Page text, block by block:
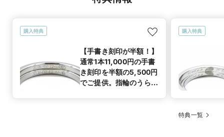
購入特典
【手書き刻印が半額！】
通常1本11,000円の手書
き刻印を半額の5,500円
でご提供。指輪のうら面
購入特典
特典一覧